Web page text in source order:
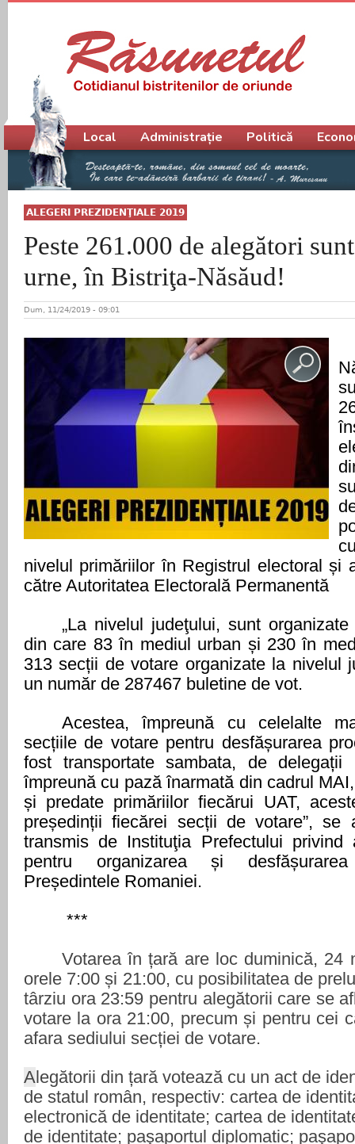
ALEGERI PREZIDENŢIALE 2019
Peste 261.000 de alegători
urne, în Bistriţa-Năsăud!
Dum, 11/24/2019 - 09:01
nivelul primăriilor în Registrul electoral și
către Autoritatea Electorală Permanentă
„La nivelul judeţului, sunt
din care 83 în mediul urban și 230 în
313 secții de votare organizate la nivelul
un număr de 287467 buletine de vot.
Acestea, împreună cu celelalte
secțiile de votare pentru desfășurarea
fost transportate sambata, de delegații
împreună cu pază înarmată din cadrul
și predate primăriilor fiecărui UAT,
președinții fiecărei secții de votare”, se
transmis de Instituţia Prefectului privind
pentru organizarea și
Președintele Romaniei.
***
Votarea în țară are loc duminică, 24
orele 7:00 și 21:00, cu posibilitatea de
târziu ora 23:59 pentru alegătorii care se
votare la ora 21:00, precum și pentru cei
afara sediului secției de votare.
Alegătorii din țară votează cu un act de
de statul român, respectiv: cartea de
electronică de identitate; cartea de
de identitate; paşaportul diplomatic;
Meniu principal
Local Administrație Politică